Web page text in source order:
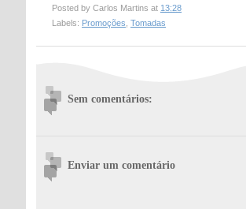
Posted by Carlos Martins at 13:28
Labels: Promoções Tomadas
Sem comentários:
Enviar um comentário